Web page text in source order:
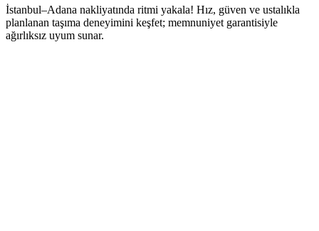
İstanbul–Adana nakliyatında ritmi yakala! Hız, güven ve ustalıkla
planlanan taşıma deneyimini keşfet; memnuniyet garantisiyle
ağırlıksız uyum sunar.